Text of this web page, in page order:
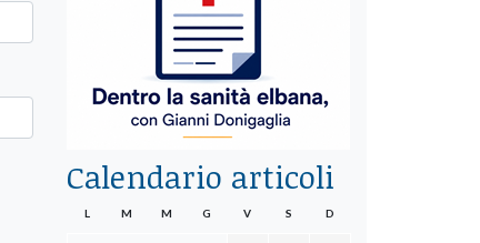
Calendario articoli
L M M G V S D